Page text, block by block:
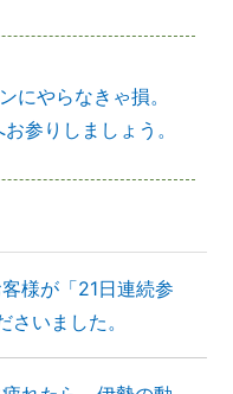
にやらなきゃ損。
参りしましょう。
様が「21日連続参
いました。